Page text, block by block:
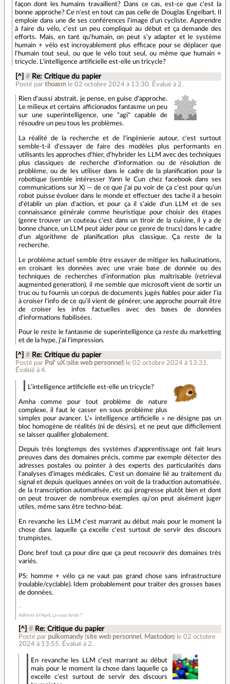
façon dont les humains travaillent? Dans ce cas, est-ce que c'est la
bonne approche? Ce n'est en tout cas pas celle de Douglas Engelbart. Il
emploie dans une de ses conférences l'image d'un cycliste. Apprendre
à faire du vélo, c'est un peu compliqué au début et ça demande des
efforts. Mais, en tant qu'humain, on peut s'y adapter et le système
humain + vélo est incroyablement plus efficace pour se déplacer que
l'humain tout seul, ou que le vélo tout seul, ou même que humain +
tricycle. L'intelligence artificielle est-elle un tricycle?
[^] # Re: Critique du papier
Posté par thoasm le 02 octobre 2024 à 13:30. Évalué à 2.
Rien d'aussi abstrait, je pense, en guise d'approche.
Le milieux et certains afficionados fantasme un peu
sur une superintelligence, une "agi" capable de
résoudre un peu tous les problèmes.
La réalité de la recherche et de l'ingénierie autour, c'est surtout
semble-t-il d'essayer de faire des modèles plus performants en
utilisants les approches d'hier, d'hybrider les LLM avec des techniques
plus classiques de recherche d'information ou de résolution de
problème, ou de les utiliser dans le cadre de la planification pour la
robotique (semble intéresser Yann le Cun chez facebook dans ses
communications sur X) — de ce que j'ai pu voir de ça c'est pour qu'un
robot puisse évoluer dans le monde et effectuer des tache il a besoin
d'établir un plan d'action, et pour ça il s'aide d'un LLM et de ses
connaissance générale comme heuristique pour choisir des étapes
(genre trouver un couteau c'est dans un tiroir de la cuisine, il y a de
bonne chance, un LLM peut aider pour ce genre de trucs) dans le cadre
d'un algorithme de planification plus classique. Ça reste de la
recherche.
Le problème actuel semble être essayer de mitiger les hallucinations,
en croisant les données avec une vraie base de donnée ou des
techniques de recherches d'information plus maîtrisable (retrieval
augmented generation), il me semble que microsoft vient de sortir un
truc ou tu fournis un corpus de documents jugés fiables pour aider l'ia
à croiser l'info de ce qu'il vient de générer, une approche pourrait être
de croiser les infos factuelles avec des bases de données
d'informations fiabilisées.
Pour le reste le fantasme de superintelligence ça reste du marketting
et de la hype, j'ai l'impression.
[^] # Re: Critique du papier
Posté par Pol' uX(site web personnel ) le 02 octobre 2024 à 13:31 .
Évalué à 4.
L'intelligence artificielle est-elle un tricycle?
Amha comme pour tout problème de nature
complexe, il faut le casser en sous problème plus
simples pour avancer. L'« intelligence artificielle » ne désigne pas un
bloc homogène de réalités (ni de désirs), et ne peut que difficilement
se laisser qualifier globalement.
Depuis très longtemps des systèmes d'apprentissage ont fait leurs
preuves dans des domaines précis, comme par exemple détecter des
adresses postales ou pointer à des experts des particularités dans
l'analyses d'images médicales. C'est un domaine lié au traitement du
signal et depuis quelques années on voit de la traduction automatisée,
de la transcription automatisée, etc qui progresse plutôt bien et dont
on peut trouver de nombreux exemples qu'on peut aisément juger
utiles, même sans être techno-béat.
En revanche les LLM c'est marrant au début mais pour le moment la
chose dans laquelle ça excelle c'est surtout de servir des discours
trumpistes.
Donc bref tout ça pour dire que ça peut recouvrir des domaines très
variés.
PS: homme + vélo ça ne vaut pas grand chose sans infrastructure
(roulable/cyclable). Idem probablement pour traiter des grosses bases
de données.
Adhérer à l'April, ça vous tente ?
[^] # Re: Critique du papier
Posté par pulkomandy (site web personnel , Mastodon) le 02 octobre
2024 à 13:55. Évalué à 2.
En revanche les LLM c'est marrant au début
mais pour le moment la chose dans laquelle ça
excelle c'est surtout de servir des discours